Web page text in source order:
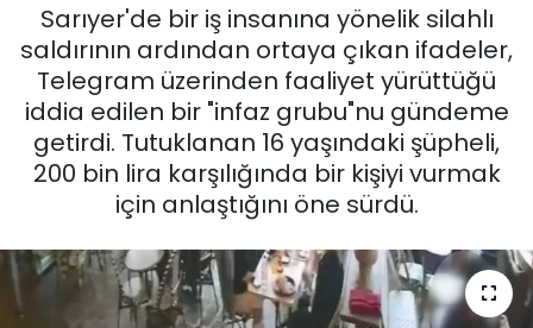
Sarıyer'de bir iş insanına yönelik silahlı
saldırının ardından ortaya çıkan ifadeler,
Telegram üzerinden faaliyet yürüttüğü
iddia edilen bir "infaz grubu"nu gündeme
getirdi. Tutuklanan 16 yaşındaki şüpheli,
200 bin lira karşılığında bir kişiyi vurmak
için anlaştığını öne sürdü.
EKONOMİ
English News
GÜNCEL
KÜLTÜR SANAT
MAGAZİN
Son Dakika Haberleri
Haber Arşivi